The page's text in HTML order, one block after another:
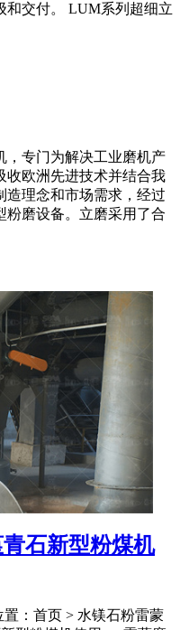
和交付。 LUM系列超细立
，专门为解决工业磨机产
收欧洲先进技术并结合我
造理念和市场需求，经过
粉磨设备。立磨采用了合
石新型粉煤机
：首页 > 水镁石粉雷蒙